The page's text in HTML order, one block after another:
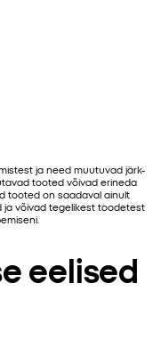
ja need muutuvad järk-
tooted võivad erineda
tooted on saadaval ainult
ja võivad tegelikest toodetest
eelised